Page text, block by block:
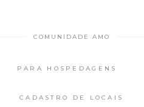
COMUNIDADE AMO
PARA HOSPEDAGENS
CADASTRO DE LOCAIS